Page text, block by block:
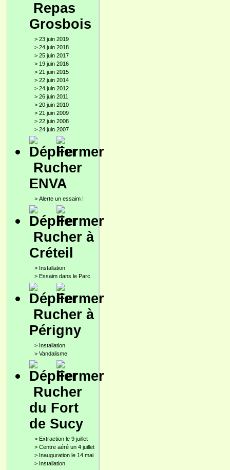
Repas
Grosbois
> 23 juin 2019
> 24 juin 2018
> 25 juin 2017
> 19 juin 2016
> 21 juin 2015
> 22 juin 2014
> 24 juin 2012
> 26 juin 2011
> 20 juin 2010
> 21 juin 2009
> 22 juin 2008
> 24 juin 2007
Rucher
ENVA
> Alerte un essaim !
Rucher à
Créteil
> Installation
> Essaim dans le Parc
Rucher à
Périgny
> Installation
> Vandalisme
Rucher
du Fort
de Sucy
> Extraction le 9 juillet
> Centre aéré un 4 juillet
> Inauguration le 14 mai
> Installation